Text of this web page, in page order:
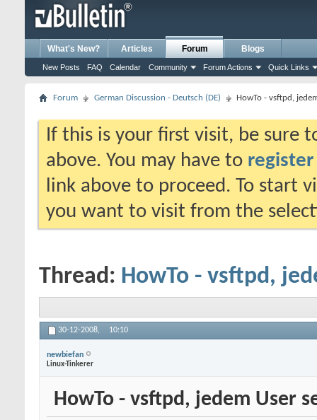
What's New? Articles Forum
New Posts FAQ Calendar Community Forum Actions Quick Links
Blogs
Forum German Discussion - Deutsch (DE) HowTo - vsftpd,
If this is your first visit, be sure
above. You may have to register
link above to proceed. To start
you want to visit from the
Thread: HowTo - vsftpd,
30-12-2008, 10:10
newbiefan
Linux-Tinkerer
HowTo - vsftpd, jedem User